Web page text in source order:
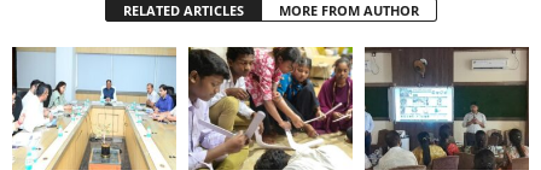
RELATED ARTICLES MORE FROM AUTHOR